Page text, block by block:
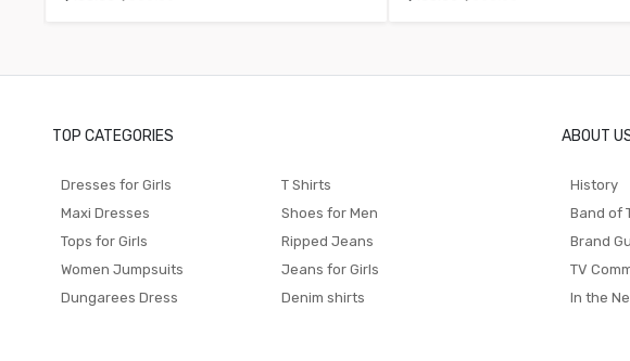
TOP CATEGORIES
Dresses for Girls
Maxi Dresses
Tops for Girls
Women Jumpsuits
Dungarees Dress
T Shirts
Shoes for Men
Ripped Jeans
Jeans for Girls
Denim shirts
ABOUT
History
Band of
Brand
TV
In the